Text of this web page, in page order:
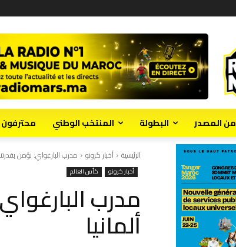
من المصدر البطولة المنتخب الوطني محترفون
الرئيسية أخبار كرونو مدرب البارغواي: نؤمن
أخبار كرونو كأس العالم
مدرب
ألمانيا